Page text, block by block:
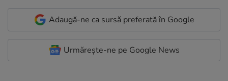
Adaugă-ne ca sursă preferată în Google
Urmărește-ne pe Google News